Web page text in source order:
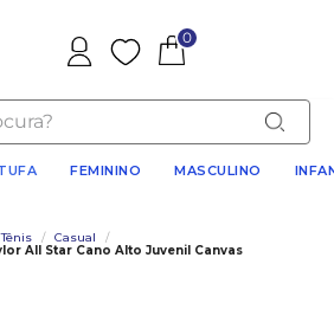
Favoritos
0
FEMININO MASCULINO
Tênis / Casual
/
All Star Cano Alto Juvenil Canvas